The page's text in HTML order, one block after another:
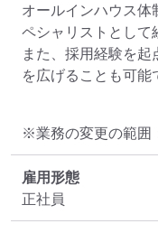
オールインハウス体
ペシャリストとして
また、採用経験を
を広げることも可能
※業務の変更の範囲
雇用形態
正社員